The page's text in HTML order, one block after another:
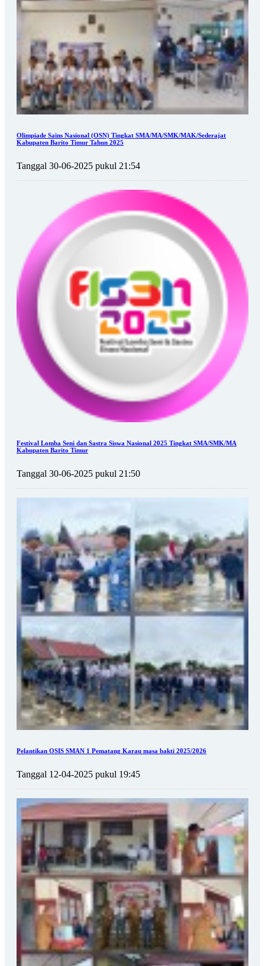
Olimpiade Sains Nasional (OSN) Tingkat SMA/MA/SMK/MAK/Sederajat
Kabupaten Barito Timur Tahun 2025
Tanggal 30-06-2025 pukul 21:54
Festival Lomba Seni dan Sastra Siswa Nasional 2025 Tingkat SMA/SMK/MA
Kabupaten Barito Timur
Tanggal 30-06-2025 pukul 21:50
Pelantikan OSIS SMAN 1 Pematang Karau masa bakti 2025/2026
Tanggal 12-04-2025 pukul 19:45